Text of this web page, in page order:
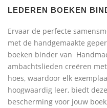
LEDEREN BOEKEN
Ervaar de perfecte
met de handgemaakte
boeken binder van
ambachtslieden creëren
hoes, waardoor elk
hoogwaardig leer, biedt
bescherming voor jouw